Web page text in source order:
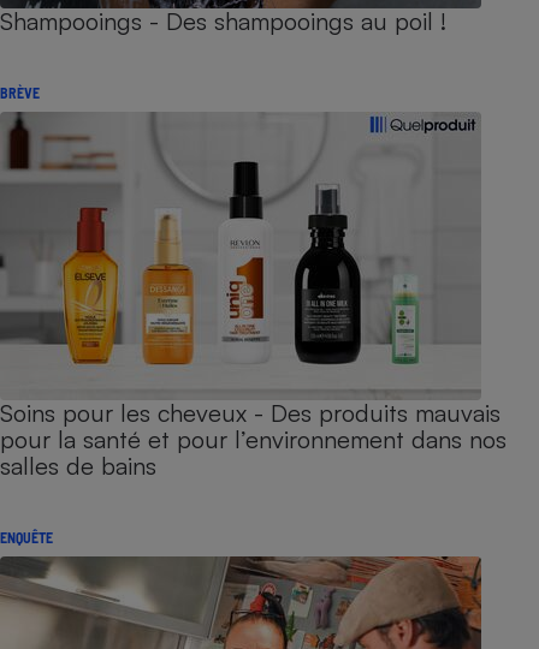
Shampooings - Des shampooings au poil !
BRÈVE
Soins pour les cheveux - Des produits mauvais
pour la santé et pour l’environnement dans nos
salles de bains
ENQUÊTE